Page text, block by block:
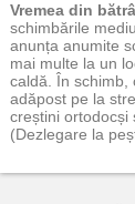
Vremea din
schimbările
anunța anumite
mai multe la un
caldă. În schimb,
adăpost pe la
creștini ortodocși
(Dezlegare la